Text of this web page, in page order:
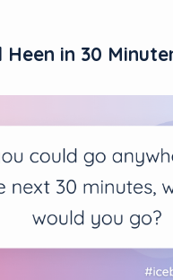
Heen in 30